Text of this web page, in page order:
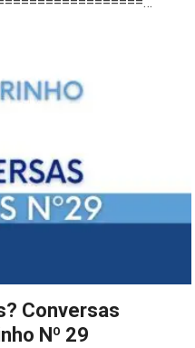
Conversas
Nº 29